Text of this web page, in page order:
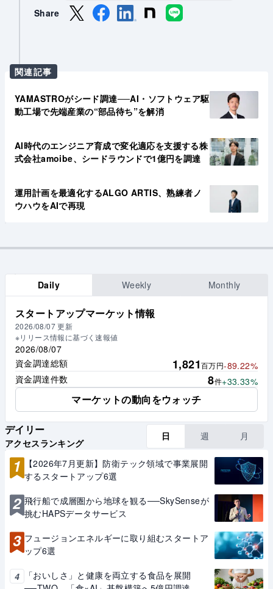
Share
関連記事
YAMASTROがシード調達──AI・ソフトウェア駆
動工場で先端産業の“部品待ち”を解消
AI時代のエンジニア育成で変化適応を支援する株
式会社amoibe、シードラウンドで1億円を調達
運用計画を最適化するALGO ARTIS、熟練者ノ
ウハウをAIで再現
Daily Weekly Monthly
スタートアップマーケット情報
2026/08/07 更新
※リリース情報に基づく速報値
2026/08/07
資金調達総額
1,821百万円-89.22%
資金調達件数
8件+33.33%
マーケットの動向をウォッチ
デイリー
アクセスランキング
日 週 月
1
【2026年7月更新】防衛テック領域で事業展開
するスタートアップ6選
2 飛行船で成層圏から地球を観る──SkySenseが
挑むHAPSデータサービス
3 フュージョンエネルギーに取り組むスタートア
ップ6選
4
「おいしさ」と健康を両立する食品を展開